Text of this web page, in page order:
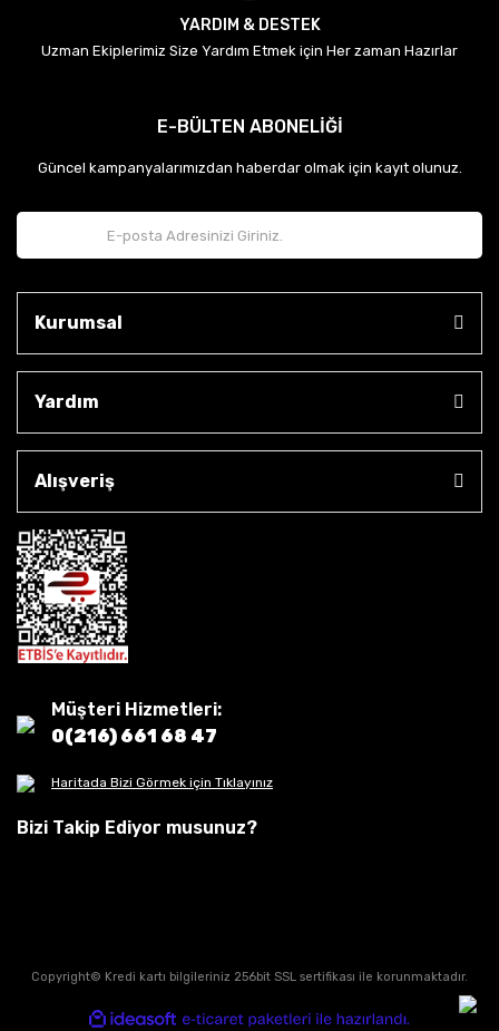
YARDIM & DESTEK
Uzman Ekiplerimiz Size Yardım Etmek için Her zaman Hazırlar
E-BÜLTEN ABONELİĞİ
Güncel kampanyalarımızdan haberdar olmak için kayıt olunuz.
Kurumsal
Yardım
Alışveriş
Müşteri Hizmetleri:
0(216) 661 68 47
Haritada Bizi Görmek için Tıklayınız
Bizi Takip Ediyor musunuz?
Copyright© Kredi kartı bilgileriniz 256bit SSL sertifikası ile korunmaktadır.
ideasoft e-